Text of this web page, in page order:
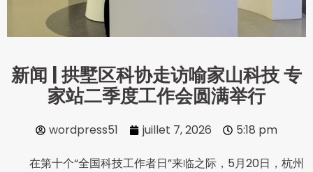
新闻 | 拱墅区科协走访喻家山科技 专
家站二季度工作会圆满举行
wordpress51 juillet 7, 2026 5:18 pm
在第十个“全国科技工作者日”来临之际，5月20日，杭州